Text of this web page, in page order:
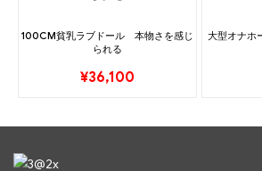
100CM貧乳ラブドール 本物さを感じ
られる
¥36,100
大型オナ